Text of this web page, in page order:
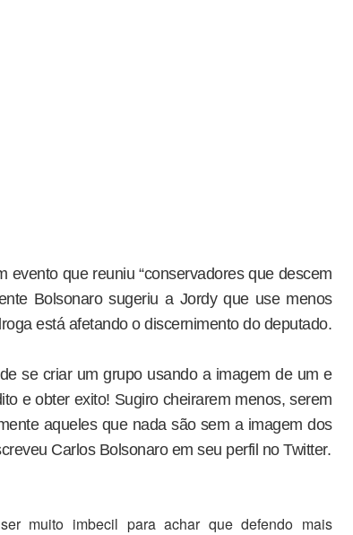
evento que reuniu “conservadores que descem
Bolsonaro sugeriu a Jordy que use menos
está afetando o discernimento do deputado.
se criar um grupo usando a imagem de um e
e obter exito! Sugiro cheirarem menos, serem
aqueles que nada são sem a imagem dos
Carlos Bolsonaro em seu perfil no Twitter.
muito imbecil para achar que defendo mais